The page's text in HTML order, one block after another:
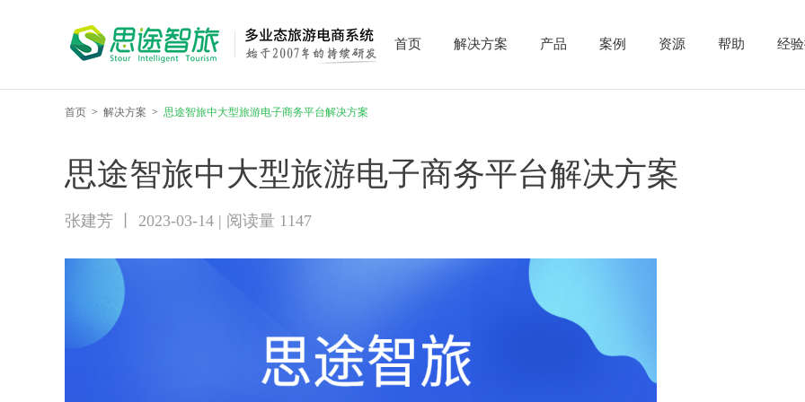
首页 解决方案 产品 案例 资源 帮助 经
首页 > 解决方案 > 思途智旅中大型旅游电子商务平台解决方案
思途智旅中大型旅游电子商务平台解决方案
张建芳 丨 2023-03-14 | 阅读量 1147